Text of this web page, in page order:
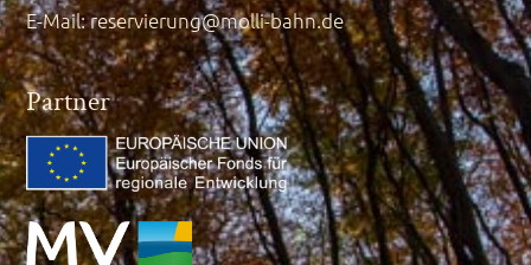
E-Mail:reservierung@molli-bahn.de
Partner